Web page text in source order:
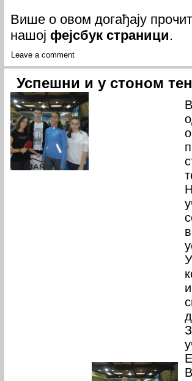
Више о овом догађају
нашојфејсбук страници.
Leave a comment
Успешни и у стоном